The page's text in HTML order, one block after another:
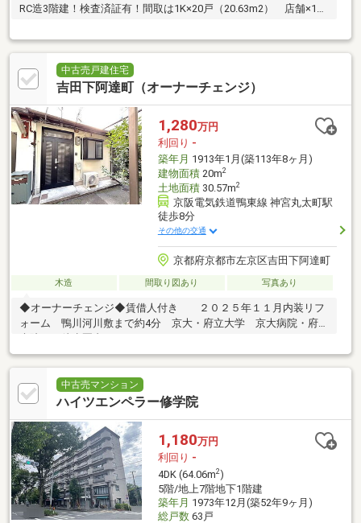
RC造3階建！検査済証有！間取は1K×20戸（20.63m2） 店舗×1
中古売戸建住宅
吉田下阿達町（オーナーチェンジ）
1,280万円
利回り -
築年月 1913年1月(築113年8ヶ月)
建物面積20m2
土地面積30.57m2
京阪電気鉄道鴨東線 神宮丸太町駅
徒歩8分
その他の交通
京都府京都市左京区吉田下阿達町
木造 間取り図あり 写真あり
◆オーナーチェンジ◆賃借人付き ２０２５年１１月内装リフ
ォーム 鴨川河川敷まで約4分 京大・府立大学 京大病院・府立
中古売マンション
ハイツエンペラー修学院
1,180万円
利回り -
4DK (64.06m2)
5階/地上7階地下1階建
築年月 1973年12月(築52年9ヶ月)
総戸数63戸